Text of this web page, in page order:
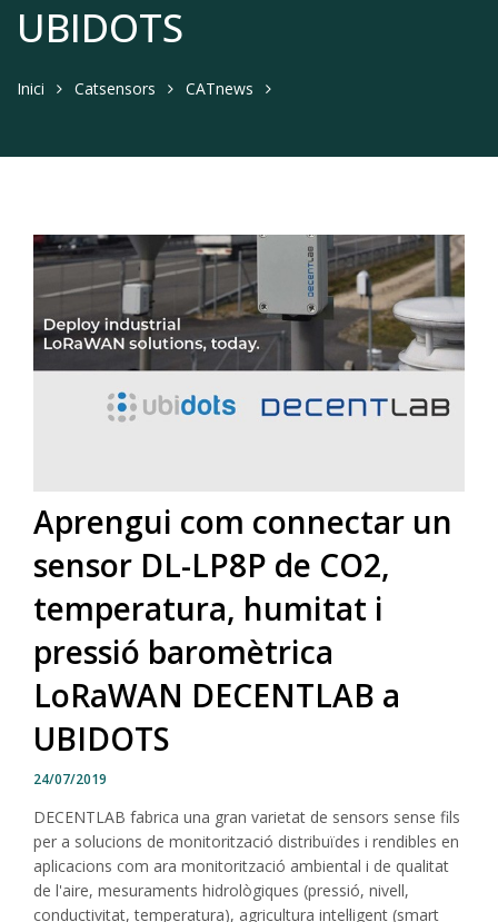
UBIDOTS
Inici Catsensors CATnews
Aprengui com connectar un
sensor DL-LP8P de CO2,
temperatura, humitat i
pressió baromètrica
LoRaWAN DECENTLAB a
UBIDOTS
24/07/2019
DECENTLAB fabrica una gran varietat de sensors sense fils
per a solucions de monitorització distribuïdes i rendibles en
aplicacions com ara monitorització ambiental i de qualitat
de l'aire, mesuraments hidrològiques (pressió, nivell,
conductivitat, temperatura), agricultura intel·ligent (smart